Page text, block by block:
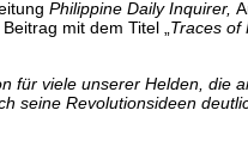
Philippine Daily Inquirer,
mit dem Titel „Traces of
viele unserer Helden, die
seine Revolutionsideen